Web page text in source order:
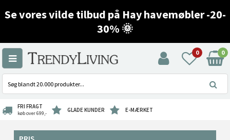
Se vores vilde tilbud på Hay havemøbler -20-
30% 🌞
0 0
FRI FRAGT
køb over 699,- GLADE KUNDER E-MÆRKET